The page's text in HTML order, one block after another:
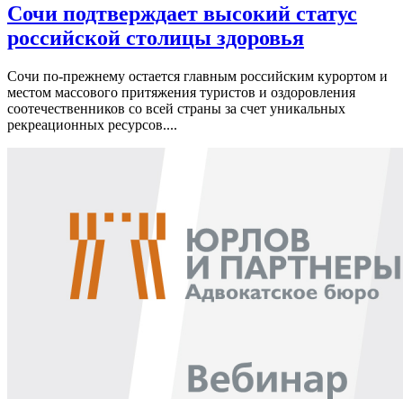
Сочи подтверждает высокий статус
российской столицы здоровья
Сочи по-прежнему остается главным российским курортом и
местом массового притяжения туристов и оздоровления
соотечественников со всей страны за счет уникальных
рекреационных ресурсов....